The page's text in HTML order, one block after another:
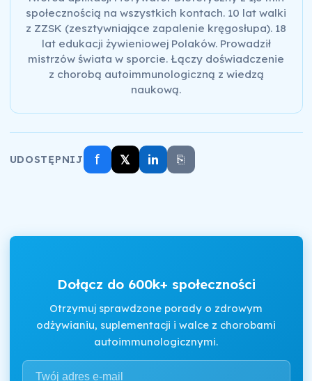
społecznością na wszystkich kontach. 10 lat walki
z ZZSK (zesztywniające zapalenie kręgosłupa). 18
lat edukacji żywieniowej Polaków. Prowadził
mistrzów świata w sporcie. Łączy doświadczenie
z chorobą autoimmunologiczną z wiedzą
naukową.
UDOSTĘPNIJ f 𝕏 in ⎘
Dołącz do 600k+ społeczności
Otrzymuj sprawdzone porady o zdrowym
odżywianiu, suplementacji i walce z chorobami
autoimmunologicznymi.